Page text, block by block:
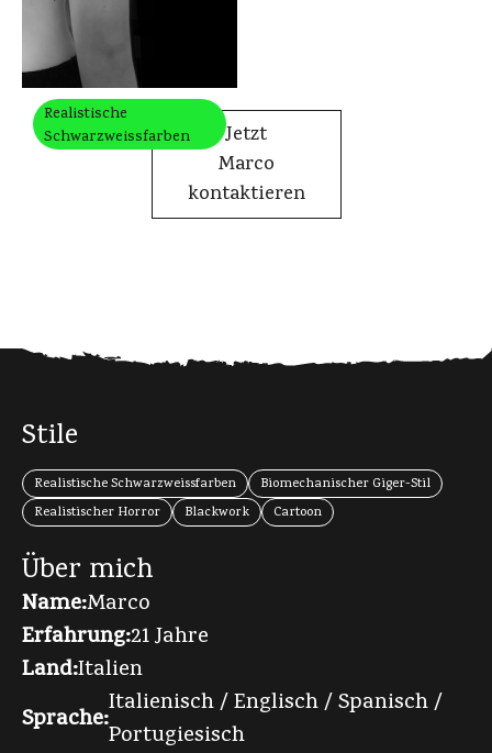
Realistische
Schwarzweissfarben
Jetzt
Marco
kontaktieren
Stile
Realistische Schwarzweissfarben
Biomechanischer Giger-Stil
Realistischer Horror
Blackwork Cartoon
Über mich
Name:Marco
Erfahrung:21 Jahre
Land:Italien
Sprache:
Italienisch / Englisch / Spanisch /
Portugiesisch